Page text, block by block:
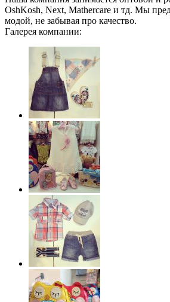
OshKosh, Next, Mathercare и тд. Мы
модой, не забывая про качество.
Галерея компании: